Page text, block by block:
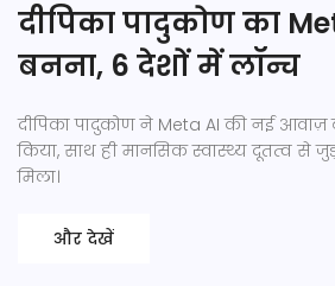
दीपिका पादुकोण का
बनना, 6 देशों में लॉन्च
दीपिका पादुकोण ने Meta AI की नई
किया, साथ ही मानसिक स्वास्थ्य दूतत्व से
मिला।
और देखें